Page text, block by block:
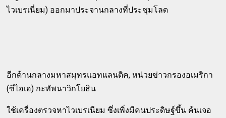
ไวเบรเนี่ยม) ออกมาประจานกลางที่ประชุมโลด
อีกด้านกลางมหาสมุทรแอทแลนติค, หน่วยข่าวกรองอเมริกา
(ซีไอเอ) กะทัพนาวิกโยธิน
ใช้เครื่องตรวจหาไวเบรเนียม ซึ่งเพิ่งมีคนประดิษฐ์ขึ้น ค้นเจอ